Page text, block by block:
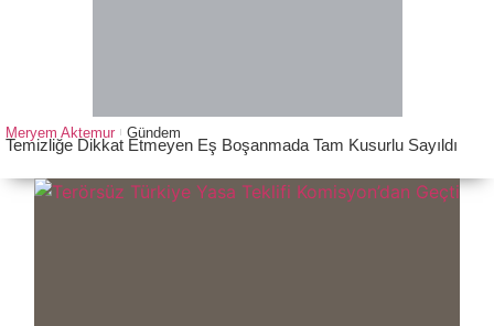
Meryem Aktemur Gündem
Temizliğe Dikkat Etmeyen Eş Boşanmada Tam Kusurlu Sayıldı